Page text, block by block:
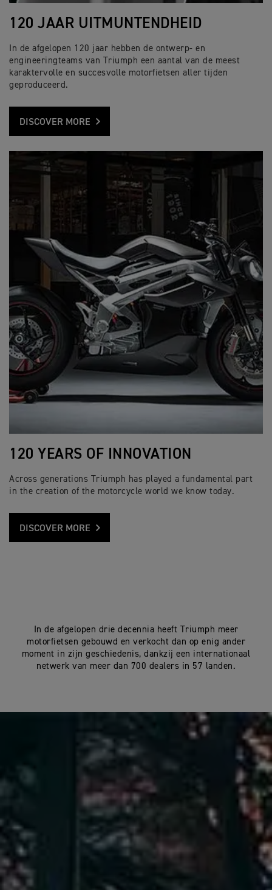
120 JAAR UITMUNTENDHEID
In de afgelopen 120 jaar hebben de ontwerp- en
engineeringteams van Triumph een aantal van de meest
karaktervolle en succesvolle motorfietsen aller tijden
geproduceerd.
DISCOVER MORE
120 YEARS OF INNOVATION
Across generations Triumph has played a fundamental part
in the creation of the motorcycle world we know today.
DISCOVER MORE
In de afgelopen drie decennia heeft Triumph meer
motorfietsen gebouwd en verkocht dan op enig ander
moment in zijn geschiedenis, dankzij een internationaal
netwerk van meer dan 700 dealers in 57 landen.